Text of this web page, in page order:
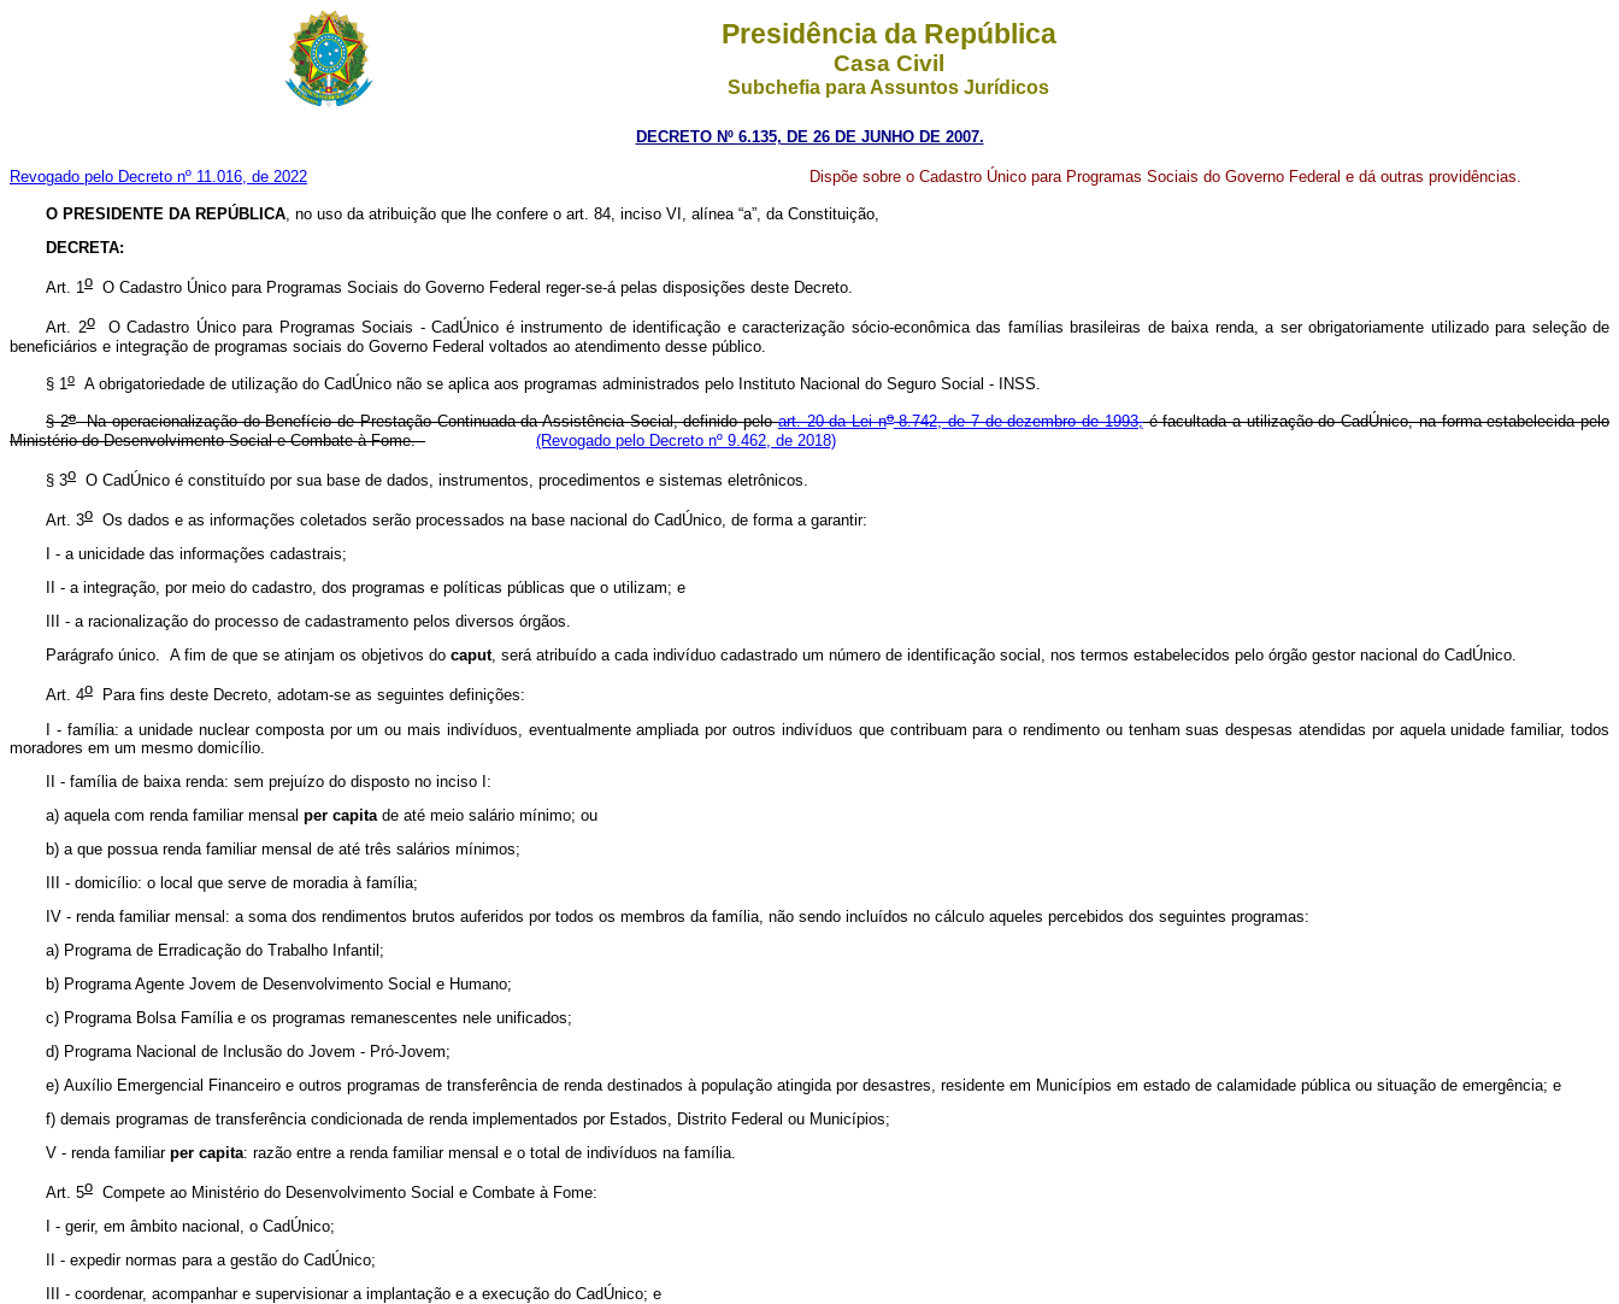
Presidência da República
Casa Civil
Subchefia para Assuntos Jurídicos
DECRETO Nº 6.135, DE 26 DE JUNHO DE 2007.
Revogado pelo Decreto nº 11.016, de 2022 Dispõe sobre o Cadastro Único para Programas Sociais do Governo Federal e dá outras providências.
O PRESIDENTE DA REPÚBLICA, no uso da atribuição que lhe confere o art. 84, inciso VI, alínea “a”, da Constituição,
DECRETA:
Art. 1o O Cadastro Único para Programas Sociais do Governo Federal reger-se-á pelas disposições deste Decreto.
Art. 2oO Cadastro Único para Programas Sociais - CadÚnico é instrumento de identificação e caracterização sócio-econômica das famílias brasileiras de baixa renda, a ser obrigatoriamente utilizado para seleção de
beneficiários e integração de programas sociais do Governo Federal voltados ao atendimento desse público.
§ 1o A obrigatoriedade de utilização do CadÚnico não se aplica aos programas administrados pelo Instituto Nacional do Seguro Social - INSS.
§ 2oNa operacionalização do Benefício de Prestação Continuada da Assistência Social, definido peloart. 20 da Lei no8.742, de 7 de dezembro de 1993,é facultada a utilização do CadÚnico, na forma estabelecida pelo
Ministério do Desenvolvimento Social e Combate à Fome.
(Revogado pelo Decreto nº 9.462, de 2018)
§ 3o O CadÚnico é constituído por sua base de dados, instrumentos, procedimentos e sistemas eletrônicos.
Art. 3o Os dados e as informações coletados serão processados na base nacional do CadÚnico, de forma a garantir:
I - a unicidade das informações cadastrais;
II - a integração, por meio do cadastro, dos programas e políticas públicas que o utilizam; e
III - a racionalização do processo de cadastramento pelos diversos órgãos.
Parágrafo único. A fim de que se atinjam os objetivos do caput, será atribuído a cada indivíduo cadastrado um número de identificação social, nos termos estabelecidos pelo órgão gestor nacional do CadÚnico.
Art. 4o Para fins deste Decreto, adotam-se as seguintes definições:
I - família: a unidade nuclear composta por um ou mais indivíduos, eventualmente ampliada por outros indivíduos que contribuam para o rendimento ou tenham suas despesas atendidas por aquela unidade familiar, todos
moradores em um mesmo domicílio.
II - família de baixa renda: sem prejuízo do disposto no inciso I:
a) aquela com renda familiar mensal per capita de até meio salário mínimo; ou
b) a que possua renda familiar mensal de até três salários mínimos;
III - domicílio: o local que serve de moradia à família;
IV - renda familiar mensal: a soma dos rendimentos brutos auferidos por todos os membros da família, não sendo incluídos no cálculo aqueles percebidos dos seguintes programas:
a) Programa de Erradicação do Trabalho Infantil;
b) Programa Agente Jovem de Desenvolvimento Social e Humano;
c) Programa Bolsa Família e os programas remanescentes nele unificados;
d) Programa Nacional de Inclusão do Jovem - Pró-Jovem;
e) Auxílio Emergencial Financeiro e outros programas de transferência de renda destinados à população atingida por desastres, residente em Municípios em estado de calamidade pública ou situação de emergência; e
f) demais programas de transferência condicionada de renda implementados por Estados, Distrito Federal ou Municípios;
V - renda familiar per capita: razão entre a renda familiar mensal e o total de indivíduos na família.
Art. 5o Compete ao Ministério do Desenvolvimento Social e Combate à Fome:
I - gerir, em âmbito nacional, o CadÚnico;
II - expedir normas para a gestão do CadÚnico;
III - coordenar, acompanhar e supervisionar a implantação e a execução do CadÚnico; e